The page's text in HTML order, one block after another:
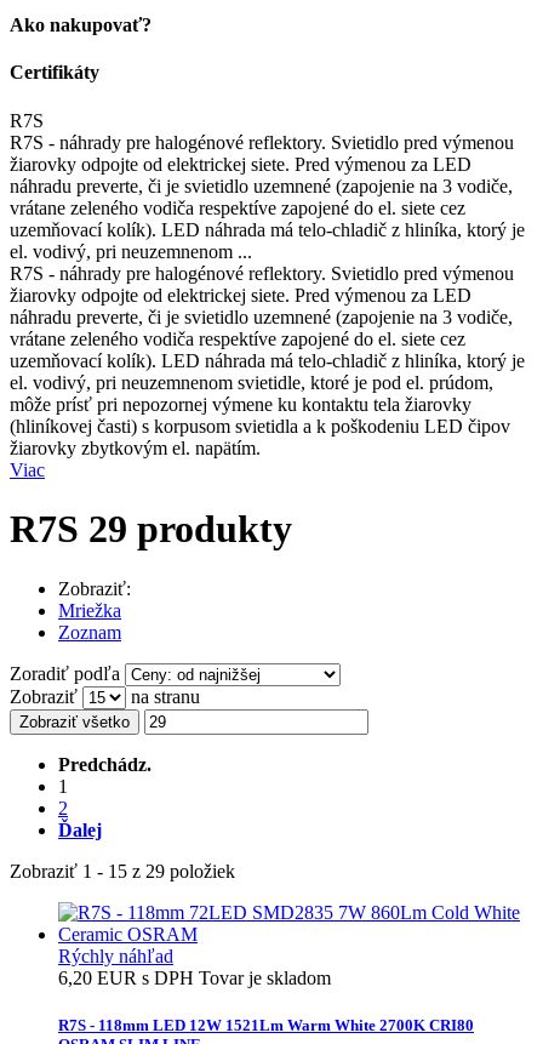
Ako nakupovať?
Certifikáty
R7S
R7S - náhrady pre halogénové reflektory. Svietidlo pred výmenou
žiarovky odpojte od elektrickej siete. Pred výmenou za LED
náhradu preverte, či je svietidlo uzemnené (zapojenie na 3 vodiče,
vrátane zeleného vodiča respektíve zapojené do el. siete cez
uzemňovací kolík). LED náhrada má telo-chladič z hliníka, ktorý je
el. vodivý, pri neuzemnenom ...
R7S - náhrady pre halogénové reflektory. Svietidlo pred výmenou
žiarovky odpojte od elektrickej siete. Pred výmenou za LED
náhradu preverte, či je svietidlo uzemnené (zapojenie na 3 vodiče,
vrátane zeleného vodiča respektíve zapojené do el. siete cez
uzemňovací kolík). LED náhrada má telo-chladič z hliníka, ktorý je
el. vodivý, pri neuzemnenom svietidle, ktoré je pod el. prúdom,
môže prísť pri nepozornej výmene ku kontaktu tela žiarovky
(hliníkovej časti) s korpusom svietidla a k poškodeniu LED čipov
žiarovky zbytkovým el. napätím.
Viac
R7S 29 produkty
Zobraziť:
Mriežka
Zoznam
Zoradiť podľa
Zobraziť
na stranu
Zobraziť všetko
Predchádz.
1
2
Ďalej
Zobraziť 1 - 15 z 29 položiek
Rýchly náhľad
6,20 EUR s DPH Tovar je skladom
R7S - 118mm LED 12W 1521Lm Warm White 2700K CRI80